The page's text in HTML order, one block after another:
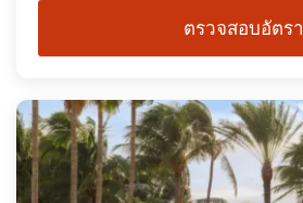
ตรวจสอบอัตรา